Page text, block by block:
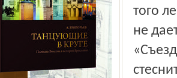
того
не